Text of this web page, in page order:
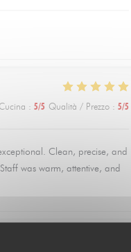
Cucina : 5/5 Qualità / Prezzo : 5/5
Clean, precise, and
was warm, attentive, and